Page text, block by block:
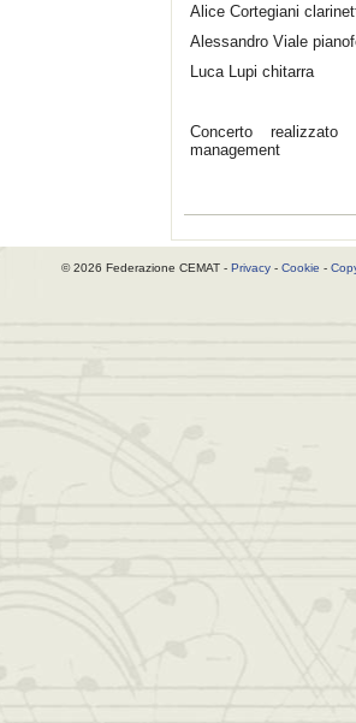
Alice Cortegiani
Alessandro Viale
Luca Lupi chitarra
Concerto
management
© 2026 Federazione CEMAT - Privacy - Cookie -